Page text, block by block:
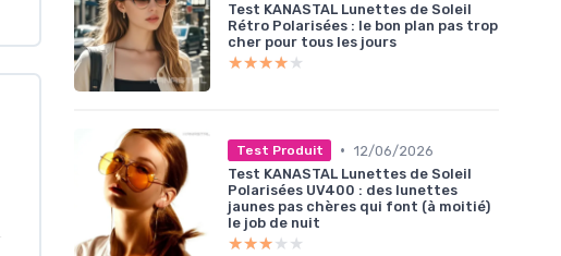
Test KANASTAL Lunettes de Soleil
Rétro Polarisées : le bon plan pas trop
cher pour tous les jours
★★★★★
★★★★★
Test Produit • 12/06/2026
Test KANASTAL Lunettes de Soleil
Polarisées UV400 : des lunettes
jaunes pas chères qui font (à moitié)
le job de nuit
★★★★★
★★★★★